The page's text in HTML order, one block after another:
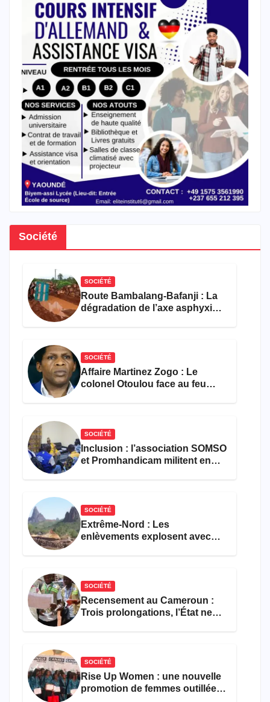
Société
SOCIÉTÉ
Route Bambalang-Bafanji : La
dégradation de l’axe asphyxie
SOCIÉTÉ
Affaire Martinez Zogo : Le
colonel Otoulou face au feu
SOCIÉTÉ
Inclusion : l’association SOMSO
et Promhandicam militent en
SOCIÉTÉ
Extrême-Nord : Les
enlèvements explosent avec
SOCIÉTÉ
Recensement au Cameroun :
Trois prolongations, l’État ne
SOCIÉTÉ
Rise Up Women : une nouvelle
promotion de femmes outillées